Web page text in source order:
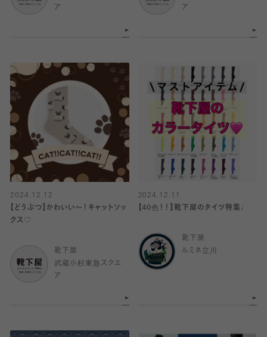
ア
ア
2024.12.12
【どうぶつ】かわいい〜！キャットソッ
クス♡
靴下屋
武蔵小杉東急スクエ
ア
2024.12.11
【40色！！】靴下屋のタイツ特集♩
靴下屋
ルミネ立川